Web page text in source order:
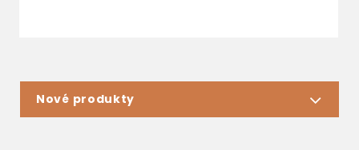
Nové produkty